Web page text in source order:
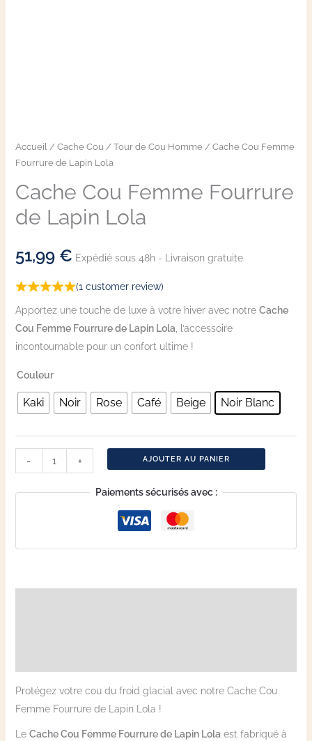
Accueil / Cache Cou / Tour de Cou Homme/ Cache Cou Femme
Fourrure de Lapin Lola
Cache Cou Femme Fourrure
de Lapin Lola
51,99 € Expédié sous 48h - Livraison gratuite
(1 customer review)
Apportez une touche de luxe à votre hiver avec notre Cache
Cou Femme Fourrure de Lapin Lola, l’accessoire
incontournable pour un confort ultime !
Couleur
Kaki Noir Rose Café Beige Noir Blanc
- + AJOUTER AU PANIER
Paiements sécurisés avec :
Protégez votre cou du froid glacial avec notre Cache Cou
Femme Fourrure de Lapin Lola !
Le Cache Cou Femme Fourrure de Lapin Lola est fabriqué à